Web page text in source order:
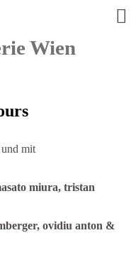
mit
miura, tristan
ovidiu anton &